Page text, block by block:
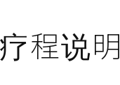
疗程说明